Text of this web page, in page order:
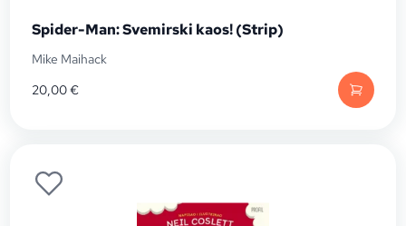
Spider-Man: Svemirski kaos! (Strip)
Mike Maihack
20,00€